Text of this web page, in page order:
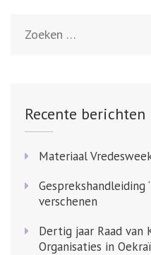
Recente berichten
Materiaal
Gesprekshandleiding
verschenen
Dertig jaar Raad van
Organisaties in